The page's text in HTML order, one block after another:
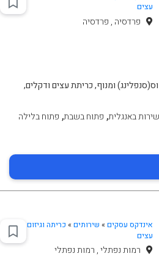
עצים
פרדסיה , פרדסיה
ומנוף, כריתת עצים ודקלים,
שירות באנגלית, פתוח בשבת, פתוח בלילה
אינדקס עסקים » שירותים» כריתה וגיזום
עצים
רמות נפתלי , רמות נפתלי